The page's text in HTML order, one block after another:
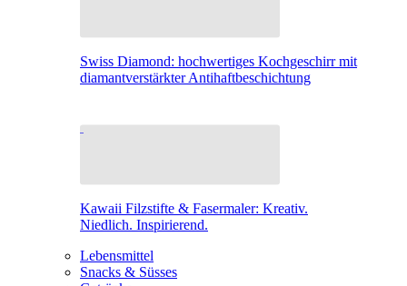
Swiss Diamond: hochwertiges Kochgeschirr mit
diamantverstärkter Antihaftbeschichtung
Kawaii Filzstifte & Fasermaler: Kreativ.
Niedlich. Inspirierend.
Lebensmittel
Snacks & Süsses